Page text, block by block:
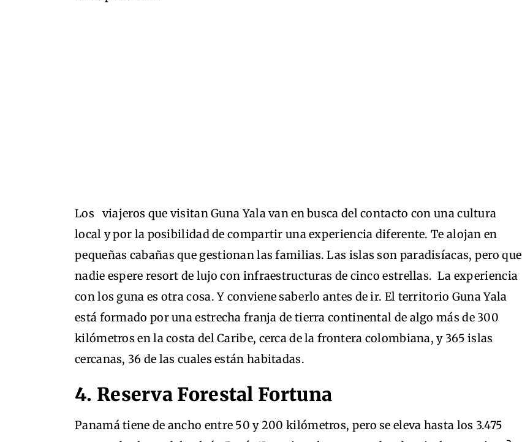
Los viajeros que visitan Guna Yala van en busca del contacto con una cultura
local y por la posibilidad de compartir una experiencia diferente. Te alojan en
pequeñas cabañas que gestionan las familias. Las islas son paradisíacas, pero que
nadie espere resort de lujo con infraestructuras de cinco estrellas. La experiencia
con los guna es otra cosa. Y conviene saberlo antes de ir. El territorio Guna Yala
está formado por una estrecha franja de tierra continental de algo más de 300
kilómetros en la costa del Caribe, cerca de la frontera colombiana, y 365 islas
cercanas, 36 de las cuales están habitadas.
4. Reserva Forestal Fortuna
Panamá tiene de ancho entre 50 y 200 kilómetros, pero se eleva hasta los 3.475